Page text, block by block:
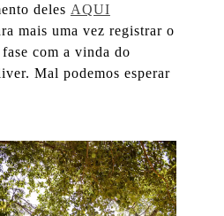
deles AQUI
mais uma vez registrar o
com a vinda do
Mal podemos esperar